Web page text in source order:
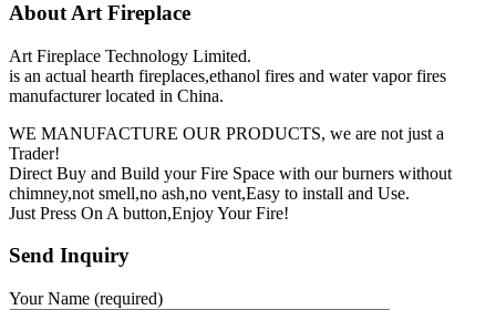
About Art Fireplace
Art Fireplace Technology Limited.
is an actual hearth fireplaces,ethanol fires and water vapor fires
manufacturer located in China.
WE MANUFACTURE OUR PRODUCTS, we are not just a
Trader!
Direct Buy and Build your Fire Space with our burners without
chimney,not smell,no ash,no vent,Easy to install and Use.
Just Press On A button,Enjoy Your Fire!
Send Inquiry
Your Name (required)